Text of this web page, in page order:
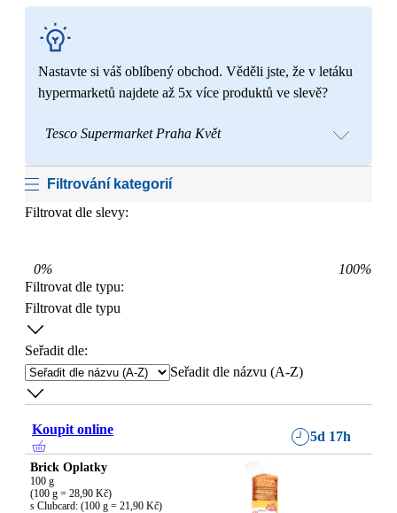
Nastavte si váš oblíbený obchod. Věděli jste, že v letáku
hypermarketů najdete až 5x více produktů ve slevě?
Tesco Supermarket Praha Květ
Filtrování kategorií
Filtrovat dle slevy:
0% 100%
Filtrovat dle typu:
Filtrovat dle typu
Seřadit dle:
Seřadit dle názvu (A-Z)
Koupit online 5d 17h
Brick Oplatky
100 g
(100 g = 28,90 Kč)
s Clubcard: (100 g = 21,90 Kč)